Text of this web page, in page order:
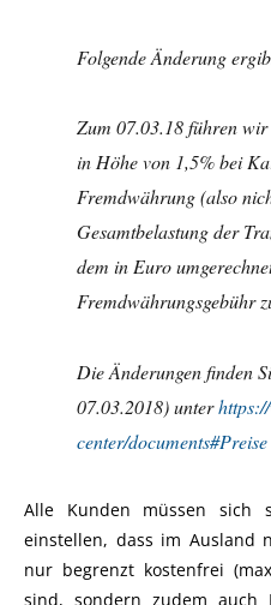
Folgende Änderung
Zum 07.03.18 führen
in Höhe von 1,5% bei
Fremdwährung (also
Gesamtbelastung der
dem in Euro
Fremdwährungsgebühr
Die Änderungen finden
07.03.2018) unter
center/documents#Preise
Alle Kunden müssen sich
einstellen, dass im Ausland
nur begrenzt kostenfrei
sind, sondern zudem auch